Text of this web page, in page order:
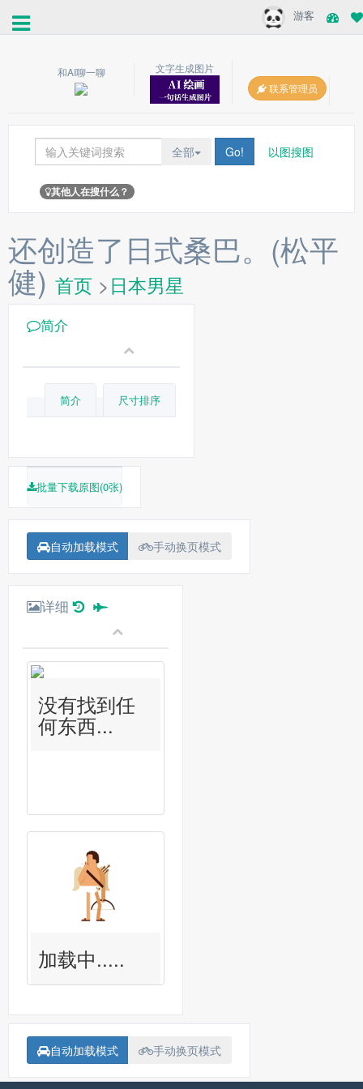
游客
和AI聊一聊
文字生成图片
联系管理员
全部 Go! 以图搜图
其他人在搜什么？
还创造了日式桑巴。(松平
健) 首页 >日本男星
简介
简介 尺寸排序
批量下载原图(0张)
自动加载模式 手动换页模式
详细
没有找到任
何东西...
加载中.....
自动加载模式 手动换页模式